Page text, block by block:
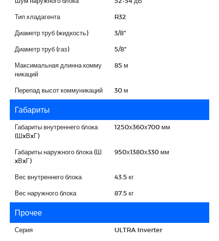
Тип хладагента R32
Диаметр труб (жидкость) 3/8"
Диаметр труб (газ) 5/8"
Максимальная длинна комму
никаций
85 м
Перепад высот коммуникаций 30 м
Габариты
Габариты внутреннего блока
(ШxВxГ)
1250х360х700 мм
Габариты наружного блока (Ш
xВxГ)
950х1380х330 мм
Вес внутреннего блока 43.5 кг
Вес наружного блока 87.5 кг
Прочее
Серия ULTRA Inverter